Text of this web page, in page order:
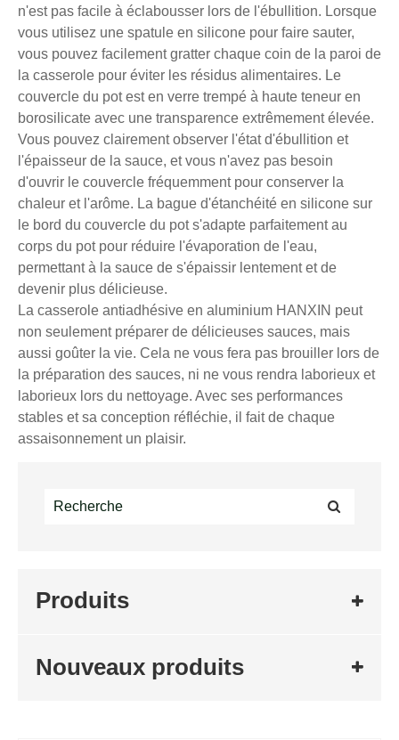
n'est pas facile à éclabousser lors de l'ébullition. Lorsque
vous utilisez une spatule en silicone pour faire sauter,
vous pouvez facilement gratter chaque coin de la paroi de
la casserole pour éviter les résidus alimentaires. Le
couvercle du pot est en verre trempé à haute teneur en
borosilicate avec une transparence extrêmement élevée.
Vous pouvez clairement observer l'état d'ébullition et
l'épaisseur de la sauce, et vous n'avez pas besoin
d'ouvrir le couvercle fréquemment pour conserver la
chaleur et l'arôme. La bague d'étanchéité en silicone sur
le bord du couvercle du pot s'adapte parfaitement au
corps du pot pour réduire l'évaporation de l'eau,
permettant à la sauce de s'épaissir lentement et de
devenir plus délicieuse.
La casserole antiadhésive en aluminium HANXIN peut
non seulement préparer de délicieuses sauces, mais
aussi goûter la vie. Cela ne vous fera pas brouiller lors de
la préparation des sauces, ni ne vous rendra laborieux et
laborieux lors du nettoyage. Avec ses performances
stables et sa conception réfléchie, il fait de chaque
assaisonnement un plaisir.
Produits
Nouveaux produits